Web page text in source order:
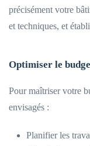
précisément votre
et techniques, et
Optimiser le
Pour maîtriser votre
envisagés :
Planifier les